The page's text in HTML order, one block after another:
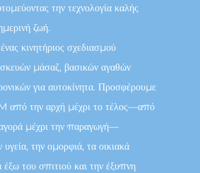
την τεχνολογία καλής
ζωή.
κινητήριος σχεδιασμού
μάσαζ, βασικών αγαθών
για αυτοκίνητα. Προσφέρουμε
από την αρχή μέχρι το τέλος—από
αγορά μέχρι την παραγωγή—
υγεία, την ομορφιά, τα οικιακά
έξω του σπιτιού και την έξυπνη